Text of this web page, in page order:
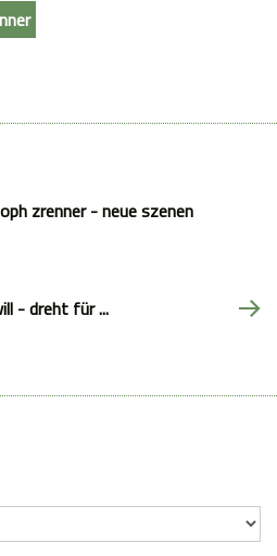
zrenner - neue szenen
- dreht für ...